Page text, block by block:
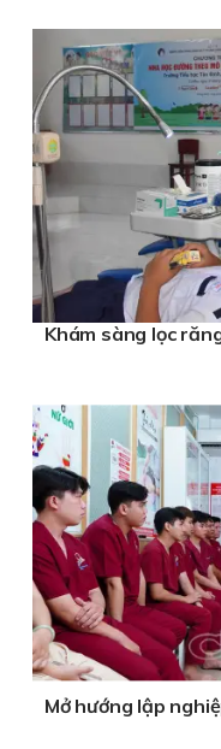
Khám sàng lọc
Mở hướng lập